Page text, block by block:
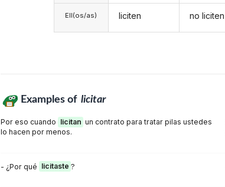
Ell(os/as) liciten no liciten
Examples of licitar
Por eso cuando licitan un contrato para tratar pilas ustedes
lo hacen por menos.
- ¿Por qué licitaste ?